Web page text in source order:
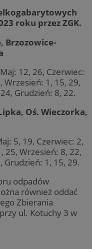
roku przez ZGK.
Brzozowice-
12, 26, Czerwiec:
Wrzesień: 1, 15, 29,
Grudzień: 8, 22.
Oś. Wieczorka,
5, 19, Czerwiec: 2,
25, Wrzesień: 8, 22,
Grudzień: 1, 15, 29.
odpadów
również oddać
Zbierania
ul. Kotuchy 3 w